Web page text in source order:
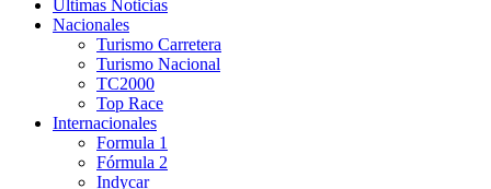
Últimas Noticias
Nacionales
Turismo Carretera
Turismo Nacional
TC2000
Top Race
Internacionales
Formula 1
Fórmula 2
Indycar